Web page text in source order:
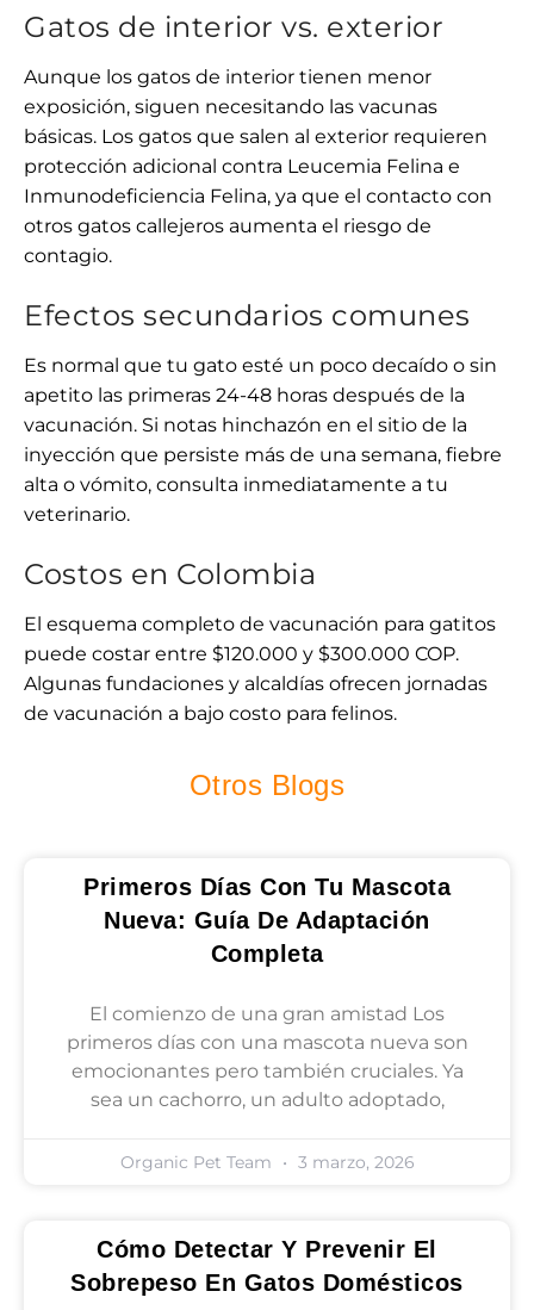
Gatos de interior vs. exterior
Aunque los gatos de interior tienen menor
exposición, siguen necesitando las vacunas
básicas. Los gatos que salen al exterior requieren
protección adicional contra Leucemia Felina e
Inmunodeficiencia Felina, ya que el contacto con
otros gatos callejeros aumenta el riesgo de
contagio.
Efectos secundarios comunes
Es normal que tu gato esté un poco decaído o sin
apetito las primeras 24-48 horas después de la
vacunación. Si notas hinchazón en el sitio de la
inyección que persiste más de una semana, fiebre
alta o vómito, consulta inmediatamente a tu
veterinario.
Costos en Colombia
El esquema completo de vacunación para gatitos
puede costar entre $120.000 y $300.000 COP.
Algunas fundaciones y alcaldías ofrecen jornadas
de vacunación a bajo costo para felinos.
Otros Blogs
Primeros Días Con Tu Mascota
Nueva: Guía De Adaptación
Completa
El comienzo de una gran amistad Los
primeros días con una mascota nueva son
emocionantes pero también cruciales. Ya
sea un cachorro, un adulto adoptado,
Organic Pet Team 3 marzo, 2026
Cómo Detectar Y Prevenir El
Sobrepeso En Gatos Domésticos